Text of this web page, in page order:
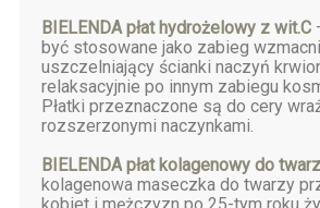
BIELENDA płat hydrożelowy z wit.C
być stosowane jako zabieg
uszczelniający ścianki naczyń
relaksacyjnie po innym zabiegu
Płatki przeznaczone są do cery
rozszerzonymi naczynkami.
BIELENDA płat kolagenowy do
kolagenowa maseczka do twarzy
kobiet i mężczyzn po 25-tym roku